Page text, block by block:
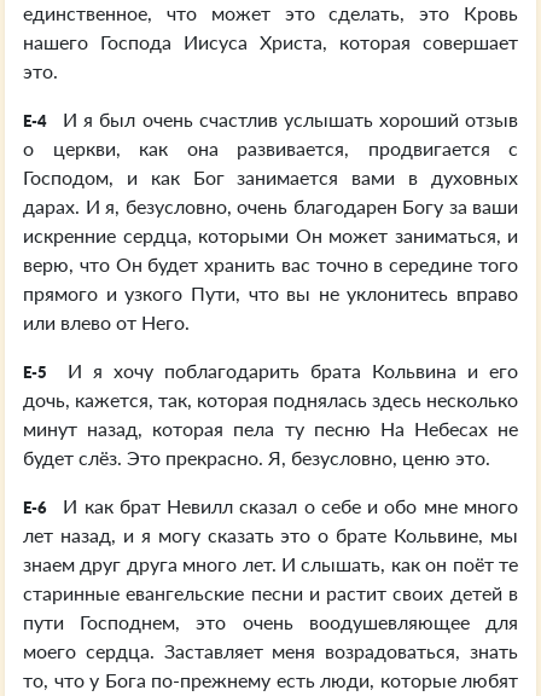
единственное, что может это сделать, это Кровь
нашего Господа Иисуса Христа, которая совершает
это.
E-4
И я был очень счастлив услышать хороший отзыв
о церкви, как она развивается, продвигается с
Господом, и как Бог занимается вами в духовных
дарах. И я, безусловно, очень благодарен Богу за ваши
искренние сердца, которыми Он может заниматься, и
верю, что Он будет хранить вас точно в середине того
прямого и узкого Пути, что вы не уклонитесь вправо
или влево от Него.
E-5
И я хочу поблагодарить брата Кольвина и его
дочь, кажется, так, которая поднялась здесь несколько
минут назад, которая пела ту песню На Небесах не
будет слёз. Это прекрасно. Я, безусловно, ценю это.
E-6
И как брат Невилл сказал о себе и обо мне много
лет назад, и я могу сказать это о брате Кольвине, мы
знаем друг друга много лет. И слышать, как он поёт те
старинные евангельские песни и растит своих детей в
пути Господнем, это очень воодушевляющее для
моего сердца. Заставляет меня возрадоваться, знать
то, что у Бога по-прежнему есть люди, которые любят